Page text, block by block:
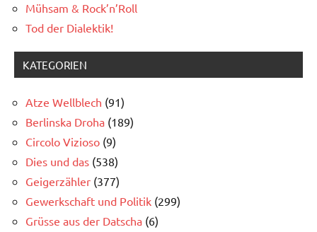
Mühsam & Rock’n’Roll
Tod der Dialektik!
KATEGORIEN
Atze Wellblech (91)
Berlinska Droha (189)
Circolo Vizioso (9)
Dies und das (538)
Geigerzähler (377)
Gewerkschaft und Politik (299)
Grüsse aus der Datscha (6)